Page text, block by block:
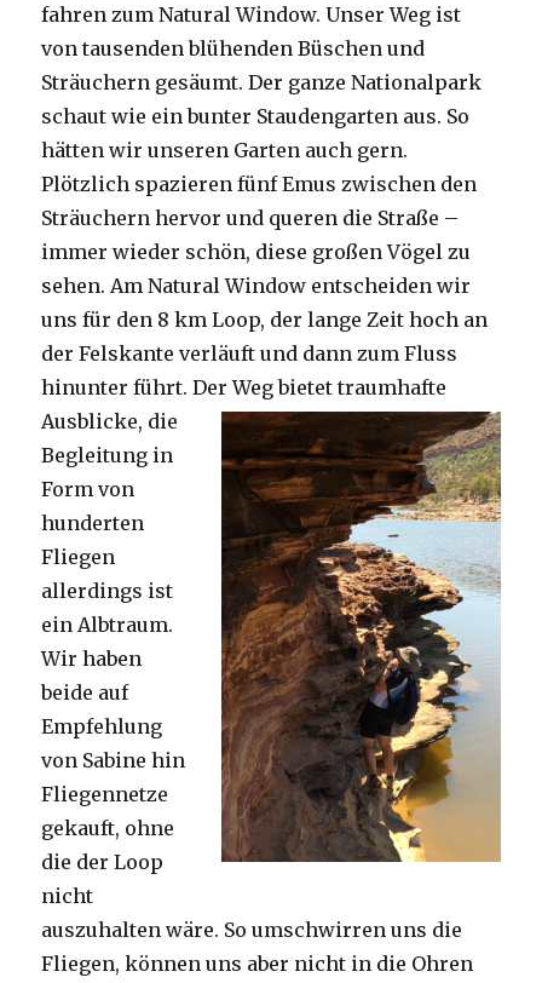
fahren zum Natural Window. Unser Weg ist
von tausenden blühenden Büschen und
Sträuchern gesäumt. Der ganze Nationalpark
schaut wie ein bunter Staudengarten aus. So
hätten wir unseren Garten auch gern.
Plötzlich spazieren fünf Emus zwischen den
Sträuchern hervor und queren die Straße –
immer wieder schön, diese großen Vögel zu
sehen. Am Natural Window entscheiden wir
uns für den 8 km Loop, der lange Zeit hoch an
der Felskante verläuft und dann zum Fluss
hinunter führt. Der Weg bietet traumhafte
Ausblicke, die
Begleitung in
Form von
hunderten
Fliegen
allerdings ist
ein Albtraum.
Wir haben
beide auf
Empfehlung
von Sabine hin
Fliegennetze
gekauft, ohne
die der Loop
nicht
auszuhalten wäre. So umschwirren uns die
Fliegen, können uns aber nicht in die Ohren